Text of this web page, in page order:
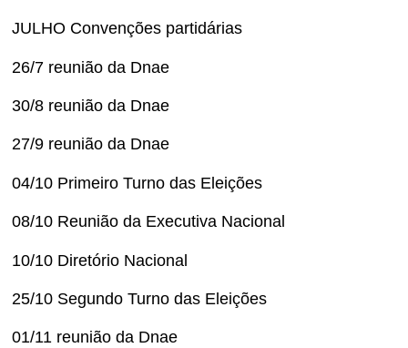
JULHO Convenções partidárias
26/7 reunião da Dnae
30/8 reunião da Dnae
27/9 reunião da Dnae
04/10 Primeiro Turno das Eleições
08/10 Reunião da Executiva Nacional
10/10 Diretório Nacional
25/10 Segundo Turno das Eleições
01/11 reunião da Dnae